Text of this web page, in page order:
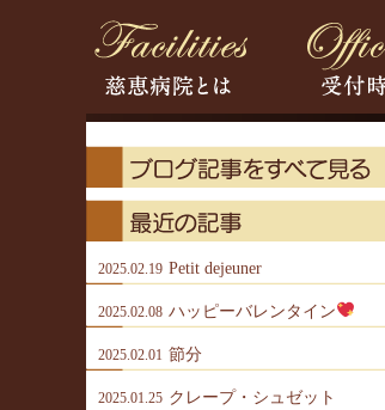
2025.02.19 Petit dejeuner
2025.02.08 ハッピーバレンタイン
2025.02.01 節分
2025.01.25 クレープ・シュゼット